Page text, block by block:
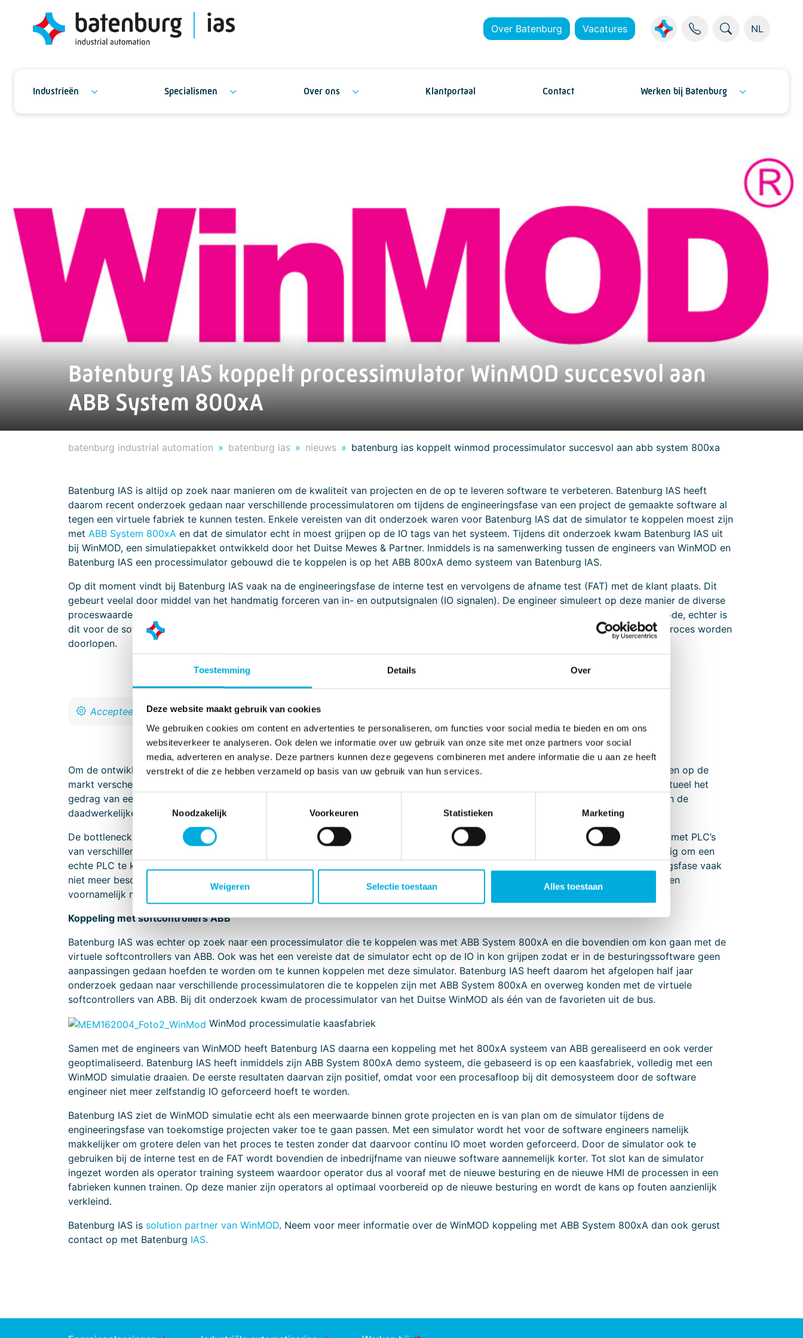
Toestemming Details Over
Deze website maakt gebruik van cookies
We gebruiken cookies om content en advertenties te personaliseren, om functies voor social media te bieden en om ons
websiteverkeer te analyseren. Ook delen we informatie over uw gebruik van onze site met onze partners voor social
media, adverteren en analyse. Deze partners kunnen deze gegevens combineren met andere informatie die u aan ze heeft
verstrekt of die ze hebben verzameld op basis van uw gebruik van hun services.
Toestemmingsselectie
Noodzakelijk
Voorkeuren Statistieken Marketing
Weigeren Selectie toestaan Alles toestaan
Over Batenburg Vacatures NL
Industrieën Specialismen Over ons Klantportaal Contact Werken bij Batenburg
Batenburg IAS koppelt processimulator WinMOD succesvol aan
ABB System 800xA
batenburg industrial automation batenburg ias nieuws batenburg ias koppelt winmod processimulator succesvol aan abb system 800xa
Batenburg IAS is altijd op zoek naar manieren om de kwaliteit van projecten en de op te leveren software te verbeteren. Batenburg IAS heeft
daarom recent onderzoek gedaan naar verschillende processimulatoren om tijdens de engineeringsfase van een project de gemaakte software al
tegen een virtuele fabriek te kunnen testen. Enkele vereisten van dit onderzoek waren voor Batenburg IAS dat de simulator te koppelen moest zijn
met ABB System 800xAen dat de simulator echt in moest grijpen op de IO tags van het systeem. Tijdens dit onderzoek kwam Batenburg IAS uit
bij WinMOD, een simulatiepakket ontwikkeld door het Duitse Mewes & Partner. Inmiddels is na samenwerking tussen de engineers van WinMOD en
Batenburg IAS een processimulator gebouwd die te koppelen is op het ABB 800xA demo systeem van Batenburg IAS.
Op dit moment vindt bij Batenburg IAS vaak na de engineeringsfase de interne test en vervolgens de afname test (FAT) met de klant plaats. Dit
gebeurt veelal door middel van het handmatig forceren van in- en outputsignalen (IO signalen). De engineer simuleert op deze manier de diverse
proceswaarden en toont zo aan dat de procesbesturing voldoet aan het gestelde eisen pakket. In principe is dit een werkbare methode, echter is
dit voor de software engineers behoorlijk arbeidsintensief. Bij een eventuele hertest moet bovendien handmatig weer het volledige proces worden
doorlopen.
Om de ontwikkeling van PLC software te kunnen versnellen en te optimaliseren zijn er de laatste jaren verschillende processimulatoren op de
markt verschenen. Met zo’n processimulator is het mogelijk om het volledige fabrieksproces te simuleren. Het is dus mogelijk om virtueel het
gedrag van een proces in een fabriek na te bootsen. Op deze manier kan de software dus al volledig getest worden voorafgaand aan de
daadwerkelijke inbedrijfname.
De bottleneck bij de meeste processimulatoren is echter om op de juiste plek in de software in te grijpen en om te kunnen koppelen met PLC’s
van verschillende fabrikanten. De meeste simulatoren werken daarom met een Profibus emulator, maar daarvoor is het altijd wel nodig om een
echte PLC te koppelen aan de testomgeving. Deze PLC’s zijn zeer kostbaar en zijn vooral bij grotere projecten tijdens de engineeringsfase vaak
niet meer beschikbaar omdat deze dan al voor IO tests en dergelijke op locatie staan. Bovendien werken de meeste processimulatoren
voornamelijk met de bekendere PLC pakketten van Siemens en Allen Bradley.
Koppeling met softcontrollers ABB
Batenburg IAS was echter op zoek naar een processimulator die te koppelen was met ABB System 800xA en die bovendien om kon gaan met de
virtuele softcontrollers van ABB. Ook was het een vereiste dat de simulator echt op de IO in kon grijpen zodat er in de besturingssoftware geen
aanpassingen gedaan hoefden te worden om te kunnen koppelen met deze simulator. Batenburg IAS heeft daarom het afgelopen half jaar
onderzoek gedaan naar verschillende processimulatoren die te koppelen zijn met ABB System 800xA en overweg konden met de virtuele
softcontrollers van ABB. Bij dit onderzoek kwam de processimulator van het Duitse WinMOD als één van de favorieten uit de bus.
WinMod processimulatie kaasfabriek
Samen met de engineers van WinMOD heeft Batenburg IAS daarna een koppeling met het 800xA systeem van ABB gerealiseerd en ook verder
geoptimaliseerd. Batenburg IAS heeft inmiddels zijn ABB System 800xA demo systeem, die gebaseerd is op een kaasfabriek, volledig met een
WinMOD simulatie draaien. De eerste resultaten daarvan zijn positief, omdat voor een procesafloop bij dit demosysteem door de software
engineer niet meer zelfstandig IO geforceerd hoeft te worden.
Batenburg IAS ziet de WinMOD simulatie echt als een meerwaarde binnen grote projecten en is van plan om de simulator tijdens de
engineeringsfase van toekomstige projecten vaker toe te gaan passen. Met een simulator wordt het voor de software engineers namelijk
makkelijker om grotere delen van het proces te testen zonder dat daarvoor continu IO moet worden geforceerd. Door de simulator ook te
gebruiken bij de interne test en de FAT wordt bovendien de inbedrijfname van nieuwe software aannemelijk korter. Tot slot kan de simulator
ingezet worden als operator training systeem waardoor operator dus al vooraf met de nieuwe besturing en de nieuwe HMI de processen in een
fabrieken kunnen trainen. Op deze manier zijn operators al optimaal voorbereid op de nieuwe besturing en wordt de kans op fouten aanzienlijk
verkleind.
Batenburg IAS is solution partner van WinMOD. Neem voor meer informatie over de WinMOD koppeling met ABB System 800xA dan ook gerust
contact op met Batenburg IAS.